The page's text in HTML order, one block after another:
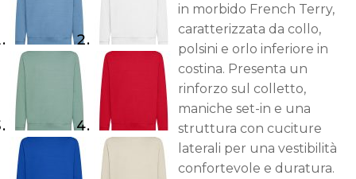
in morbido French Terry,
caratterizzata da collo,
polsini e orlo inferiore in
costina. Presenta un
rinforzo sul colletto,
maniche set-in e una
struttura con cuciture
laterali per una vestibilità
confortevole e duratura.